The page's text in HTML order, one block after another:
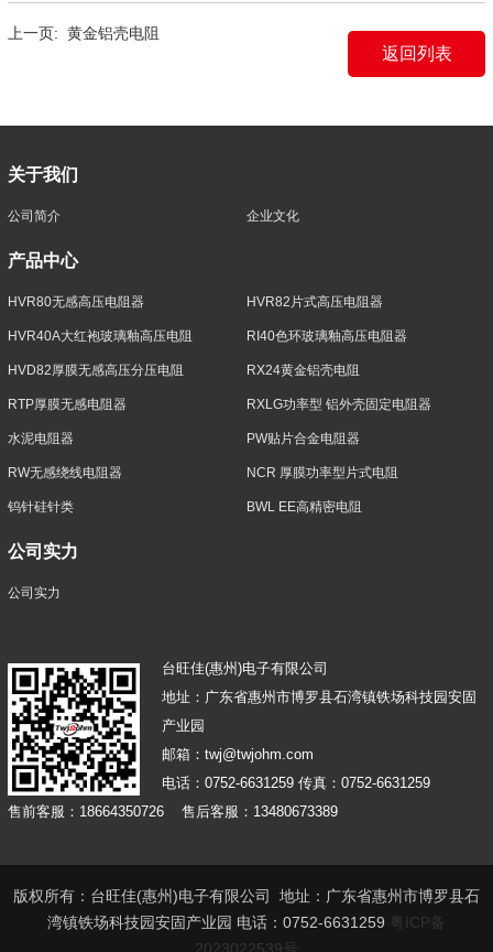
返回列表
上一页: 黄金铝壳电阻
关于我们
公司简介 企业文化
产品中心
HVR80无感高压电阻器 HVR82片式高压电阻器
HVR40A大红袍玻璃釉高压电阻 RI40色环玻璃釉高压电阻器
HVD82厚膜无感高压分压电阻 RX24黄金铝壳电阻
RTP厚膜无感电阻器 RXLG功率型 铝外壳固定电阻器
水泥电阻器 PW贴片合金电阻器
RW无感绕线电阻器 NCR 厚膜功率型片式电阻
钨针硅针类 BWL EE高精密电阻
公司实力
公司实力
台旺佳(惠州)电子有限公司
地址：广东省惠州市博罗县石湾镇铁场科技园安固
产业园
邮箱：twj@twjohm.com
电话：0752-6631259 传真：0752-6631259
售前客服：18664350726 售后客服：13480673389
版权所有：台旺佳(惠州)电子有限公司 地址：广东省惠州市博罗县石
湾镇铁场科技园安固产业园 电话：0752-6631259
粤ICP备